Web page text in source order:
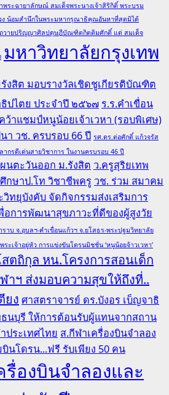
ระฉายาลักษณ์ สมเด็จพระนางเจ้าสิริกิติ์ พระบรม
น้อมสำนึกในพระมหากรุณาธิคุณอันหาที่สุดมิได้
ถวายปริญญาศิลปดุษฎีบัณฑิตกิตติมศักดิ์ แด่ สมเด็จ
มหาวิทยาลัยกรุงเทพ
งสิต มอบรางวัลเชิดชูเกียรติบัณฑิต
ปไตย ประจำปี ๒๕๖๗ ร.ร.คำเขื่อน
าแชมป์หนูน้อยเจ้าเวหา (รอบพิเศษ)
า วช. ครบรอบ 66 ปี รศ.ดร.ต่อศักดิ์ แก้วจรัส
กรดีเด่นสายวิชาการ ในงานครบรอบ 46 ปี
นตะวันออก ม.รังสิต ว.ครูสุริยเทพ
กษาป.โท วิชาชีพครู วช. ร่วม สมาคม
ทยุบังคับ จัดกิจกรรมส่งเสริมการ
อการพัฒนาสุขภาวะที่ดีของผู้สูงวัย
ราบ จ.อุบลฯ-คำเขื่อนแก้วฯ จ.ยโสธร-พระปฐมวิทยาลัย
ะเจ้าอยู่หัว การแข่งขันโดรนมิชชั่น ‘หนูน้อยจ้าวเวหา’
ตถิกุล หน.โครงการสอนเด็ก
าฯ ส่งมอบความสุขให้ถึงที่..
ยง ศาสตราจารย์ ดร.บังอร เบ็ญจาธิ
นบุรี ให้การต้อนรับผู้แทนจากสถาน
ประเทศไทย ส.กีฬาเครื่องบินจำลอง
นโดรน...ฟรี รับเพียง 50 คน
องบินจำลองและ